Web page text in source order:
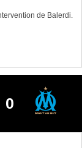
de Balerdi.
0